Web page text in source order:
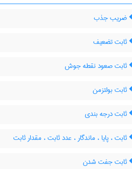
ضریب جذب
ثابت تضعیف
ثابت صعود نقطه جوش
ثابت بولتزمن
ثابت درجه بندی
ثابت ، پایا ، ماندگار ، عدد ثابت ، مقدار ثابت
ثابت جفت شدن